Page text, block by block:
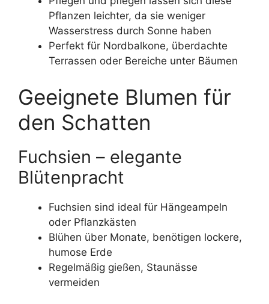
Pflanzen leichter, da sie weniger
Wasserstress durch Sonne haben
Perfekt für Nordbalkone, überdachte
Terrassen oder Bereiche unter Bäumen
Geeignete Blumen für
den Schatten
Fuchsien – elegante
Blütenpracht
Fuchsien sind ideal für Hängeampeln
oder Pflanzkästen
Blühen über Monate, benötigen lockere,
humose Erde
Regelmäßig gießen, Staunässe
vermeiden